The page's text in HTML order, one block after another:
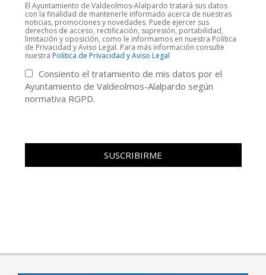
El Ayuntamiento de Valdeolmos-Alalpardo tratará sus datos
con la finalidad de mantenerle informado acerca de nuestras
noticias, promociones y novedades. Puede ejercer sus
derechos de acceso, rectificación, supresión, portabilidad,
limitación y oposición, como le informamos en nuestra Política
de Privacidad y Aviso Legal. Para más información consulte
nuestra Politica de Privacidad y Aviso Legal
Consiento el tratamiento de mis datos por el
Ayuntamiento de Valdeolmos-Alalpardo según
normativa RGPD.